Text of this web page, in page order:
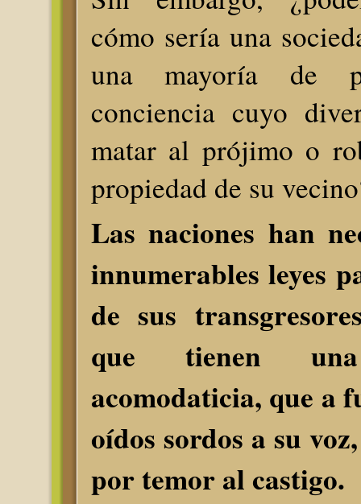
cómo sería una
una mayoría de
conciencia cuyo
matar al prójimo o
propiedad de su
Las naciones han
innumerables leyes
de sus
que tienen una
acomodaticia, que a
oídos sordos a su
por temor al castigo.